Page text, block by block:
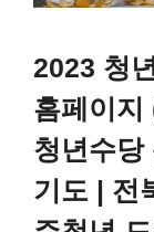
2023 청
홈페이지
청년수당
기도 | 전